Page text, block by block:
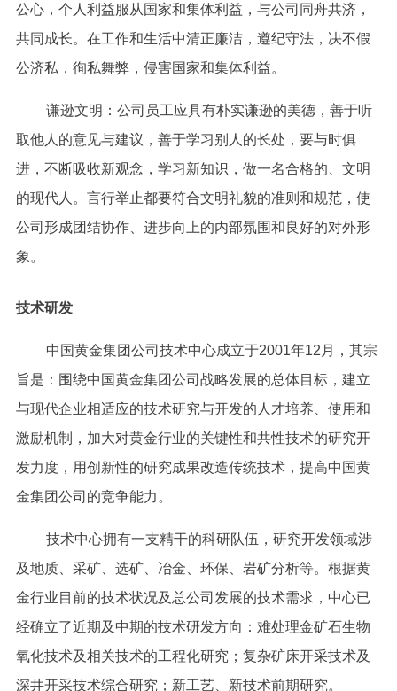
公心，个人利益服从国家和集体利益，与公司同舟共济，
共同成长。在工作和生活中清正廉洁，遵纪守法，决不假
公济私，徇私舞弊，侵害国家和集体利益。
谦逊文明：公司员工应具有朴实谦逊的美德，善于听
取他人的意见与建议，善于学习别人的长处，要与时俱
进，不断吸收新观念，学习新知识，做一名合格的、文明
的现代人。言行举止都要符合文明礼貌的准则和规范，使
公司形成团结协作、进步向上的内部氛围和良好的对外形
象。
技术研发
中国黄金集团公司技术中心成立于2001年12月，其宗
旨是：围绕中国黄金集团公司战略发展的总体目标，建立
与现代企业相适应的技术研究与开发的人才培养、使用和
激励机制，加大对黄金行业的关键性和共性技术的研究开
发力度，用创新性的研究成果改造传统技术，提高中国黄
金集团公司的竞争能力。
技术中心拥有一支精干的科研队伍，研究开发领域涉
及地质、采矿、选矿、冶金、环保、岩矿分析等。根据黄
金行业目前的技术状况及总公司发展的技术需求，中心已
经确立了近期及中期的技术研发方向：难处理金矿石生物
氧化技术及相关技术的工程化研究；复杂矿床开采技术及
深井开采技术综合研究；新工艺、新技术前期研究。